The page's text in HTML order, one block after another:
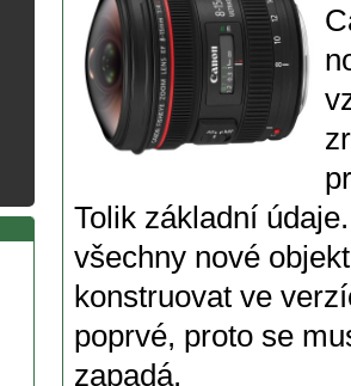
Tolik základní
všechny nové
konstruovat ve
poprvé, proto se
zapadá.